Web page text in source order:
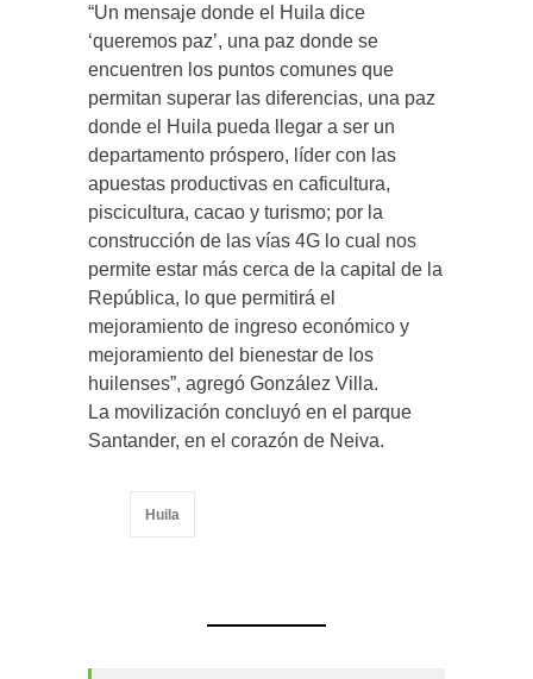
“Un mensaje donde el Huila dice
‘queremos paz’, una paz donde se
encuentren los puntos comunes que
permitan superar las diferencias, una paz
donde el Huila pueda llegar a ser un
departamento próspero, líder con las
apuestas productivas en caficultura,
piscicultura, cacao y turismo; por la
construcción de las vías 4G lo cual nos
permite estar más cerca de la capital de la
República, lo que permitirá el
mejoramiento de ingreso económico y
mejoramiento del bienestar de los
huilenses”, agregó González Villa.
La movilización concluyó en el parque
Santander, en el corazón de Neiva.
Huila